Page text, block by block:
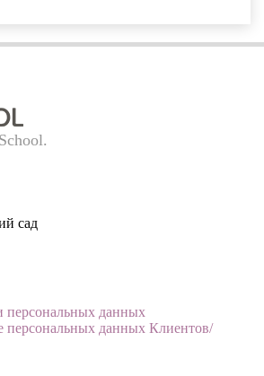
сад
персональных данных
персональных данных Клиентов/